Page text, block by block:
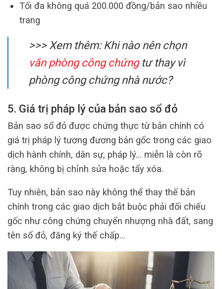
Tối đa không quá 200.000 đồng/bản sao nhiều
trang
>>> Xem thêm: Khi nào nên chọn
văn phòng công chứngtư thay vì
phòng công chứng nhà nước?
5. Giá trị pháp lý của bản sao sổ đỏ
Bản sao sổ đỏ được chứng thực từ bản chính có
giá trị pháp lý tương đương bản gốc trong các giao
dịch hành chính, dân sự, pháp lý… miễn là còn rõ
ràng, không bị chỉnh sửa hoặc tẩy xóa.
Tuy nhiên, bản sao này không thể thay thế bản
chính trong các giao dịch bắt buộc phải đối chiếu
gốc như công chứng chuyển nhượng nhà đất, sang
tên sổ đỏ, đăng ký thế chấp…